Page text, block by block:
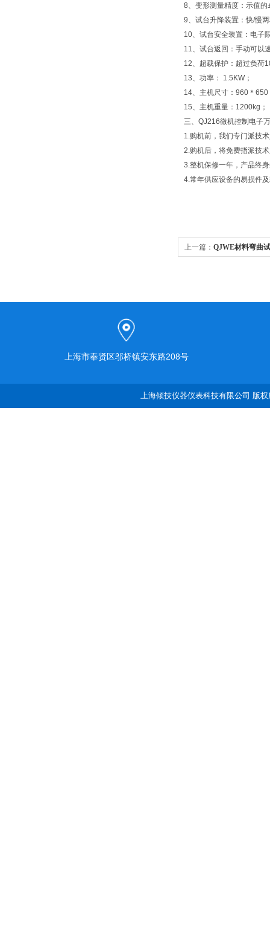
8、变形测量精度：示值
9、试台升降装置：快/慢
10、试台安全装置：电子
11、试台返回：手动可以
12、超载保护：超过负荷
13、功率： 1.5KW；
14、主机尺寸：960＊
15、主机重量：1200kg；
三、QJ216微机控制电子
1.购机前，我们专门派技
2.购机后，将免费指派技
3.整机保修一年，产品终
4.常年供应设备的易损件
上一篇： QJWE材料弯曲
上海市奉贤区邬桥镇安东路208号
上海倾技仪器仪表科技有限公司 版